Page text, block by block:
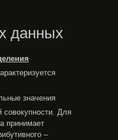
данных
значения
совокупности. Для
принимает
–